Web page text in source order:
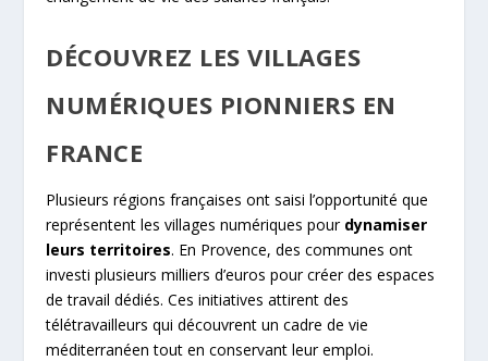
DÉCOUVREZ LES VILLAGES
NUMÉRIQUES PIONNIERS EN
FRANCE
Plusieurs régions françaises ont saisi l’opportunité que
représentent les villages numériques pourdynamiser
leurs territoires. En Provence, des communes ont
investi plusieurs milliers d’euros pour créer des espaces
de travail dédiés. Ces initiatives attirent des
télétravailleurs qui découvrent un cadre de vie
méditerranéen tout en conservant leur emploi.